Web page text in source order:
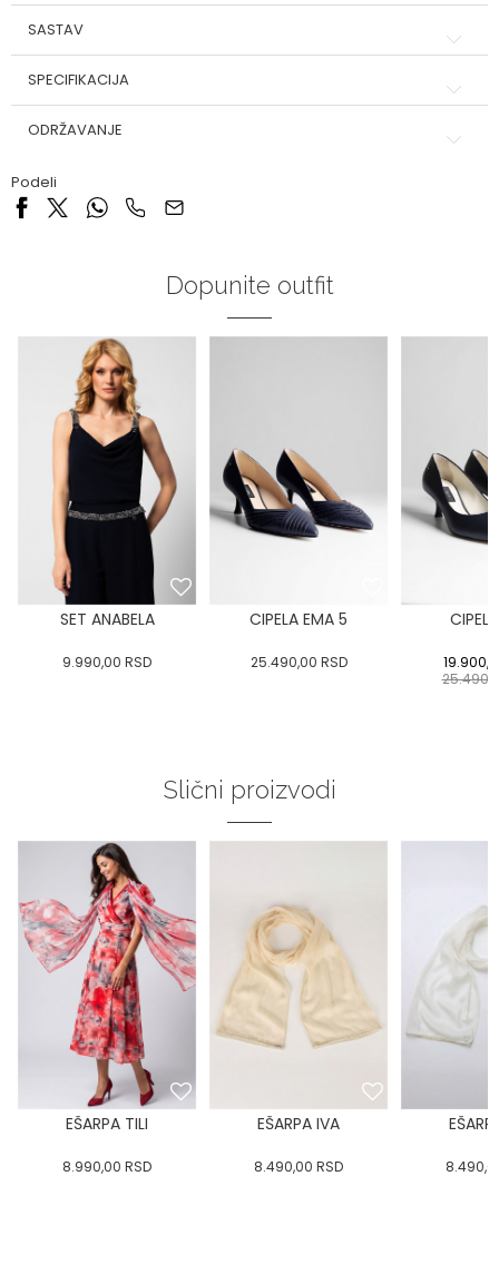
SASTAV
SPECIFIKACIJA
ODRŽAVANJE
Podeli
Dopunite outfit
SET ANABELA
9.990,00 RSD
CIPELA EMA 5
25.490,00 RSD
Slični proizvodi
EŠARPA TILI
8.990,00 RSD
EŠARPA IVA
8.490,00 RSD